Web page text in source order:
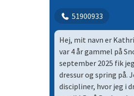
51900933
Hej, mit navn er
var 4 år gammel på
september 2025 fik
dressur og spring på.
discipliner, hvor jeg i